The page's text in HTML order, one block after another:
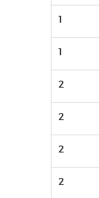
1
1
2
2
2
2